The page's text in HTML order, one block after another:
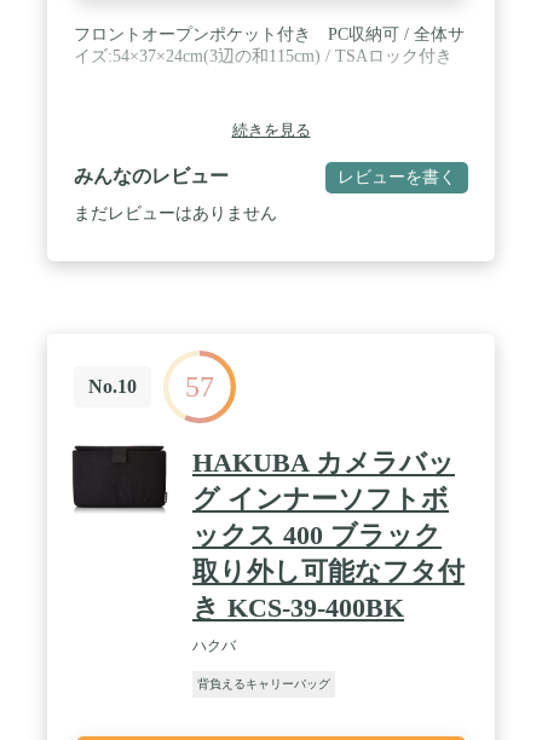
フロントオープンポケット付き PC収納可 / 全体サ
イズ:54×37×24cm(3辺の和115cm) / TSAロック付き
続きを見る
みんなのレビュー レビューを書く
まだレビューはありません
No.10 57
HAKUBA カメラバッ
グ インナーソフトボ
ックス 400 ブラック
取り外し可能なフタ付
き KCS-39-400BK
ハクバ
背負えるキャリーバッグ